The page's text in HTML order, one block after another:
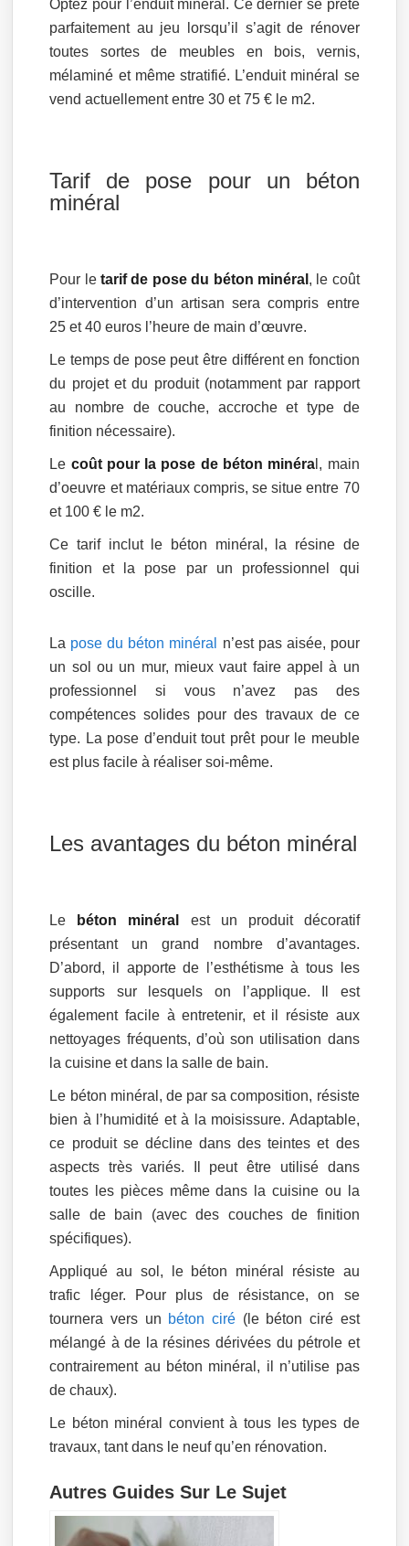
Optez pour l’enduit minéral. Ce dernier se prête
parfaitement au jeu lorsqu’il s’agit de rénover
toutes sortes de meubles en bois, vernis,
mélaminé et même stratifié. L’enduit minéral se
vend actuellement entre 30 et 75 € le m2.
Tarif de pose pour un béton
minéral
Pour letarif de pose du béton minéral , le coût
d’intervention d’un artisan sera compris entre
25 et 40 euros l’heure de main d’œuvre.
Le temps de pose peut être différent en fonction
du projet et du produit (notamment par rapport
au nombre de couche, accroche et type de
finition nécessaire).
Le coût pour la pose de béton minéra l, main
d’oeuvre et matériaux compris, se situe entre 70
et 100 € le m2.
Ce tarif inclut le béton minéral, la résine de
finition et la pose par un professionnel qui
oscille.
La pose du béton minéral
n’est pas aisée, pour
un sol ou un mur, mieux vaut faire appel à un
professionnel si vous n’avez pas des
compétences solides pour des travaux de ce
type. La pose d’enduit tout prêt pour le meuble
est plus facile à réaliser soi-même.
Les avantages du béton minéral
Le béton minéral
est un produit décoratif
présentant un grand nombre d’avantages.
D’abord, il apporte de l’esthétisme à tous les
supports sur lesquels on l’applique. Il est
également facile à entretenir, et il résiste aux
nettoyages fréquents, d’où son utilisation dans
la cuisine et dans la salle de bain.
Le béton minéral, de par sa composition, résiste
bien à l’humidité et à la moisissure. Adaptable,
ce produit se décline dans des teintes et des
aspects très variés. Il peut être utilisé dans
toutes les pièces même dans la cuisine ou la
salle de bain (avec des couches de finition
spécifiques).
Appliqué au sol, le béton minéral résiste au
trafic léger. Pour plus de résistance, on se
tournera vers un béton ciré (le béton ciré est
mélangé à de la résines dérivées du pétrole et
contrairement au béton minéral, il n’utilise pas
de chaux).
Le béton minéral convient à tous les types de
travaux, tant dans le neuf qu’en rénovation.
Autres Guides Sur Le Sujet